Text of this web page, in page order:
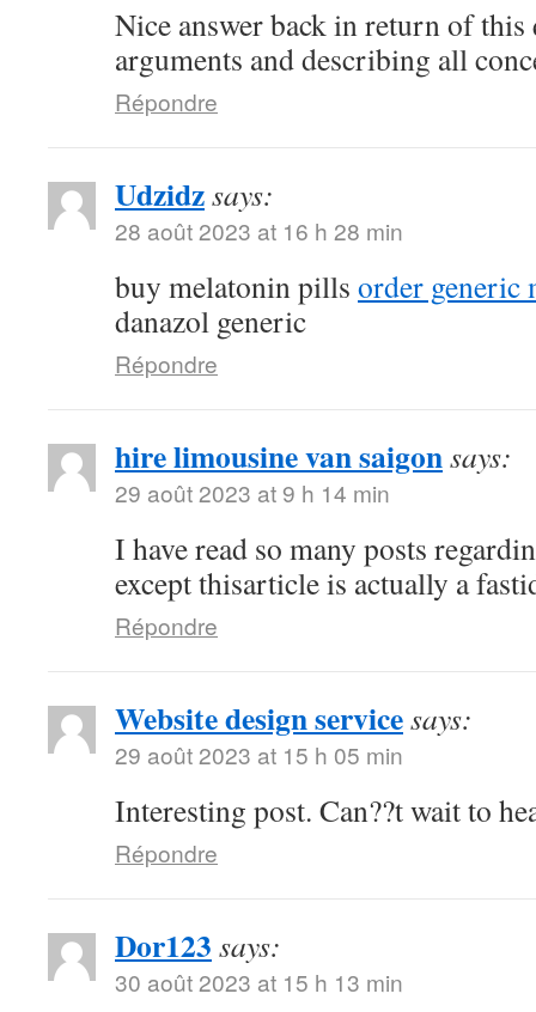
Nice answer back in return of
arguments and describing all
Répondre
Udzidzsays:
28 août 2023 at 16 h 28 min
buy melatonin pills order generic
danazol generic
Répondre
hire limousine van saigonsays:
29 août 2023 at 9 h 14 min
I have read so many posts
except thisarticle is actually a
Répondre
Website design servicesays:
29 août 2023 at 15 h 05 min
Interesting post. Can??t wait to
Répondre
Dor123 says:
30 août 2023 at 15 h 13 min